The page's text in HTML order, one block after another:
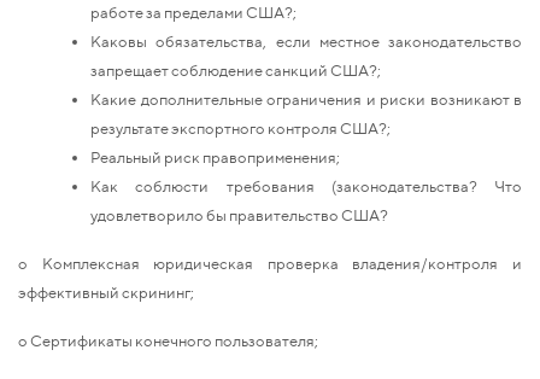
работе за пределами США?;
Каковы обязательства, если местное законодательство
запрещает соблюдение санкций США?;
Какие дополнительные ограничения и риски возникают в
результате экспортного контроля США?;
Реальный риск правоприменения;
Как соблюсти требования (законодательства? Что
удовлетворило бы правительство США?
o Комплексная юридическая проверка владения/контроля и
эффективный скрининг;
o Сертификаты конечного пользователя;